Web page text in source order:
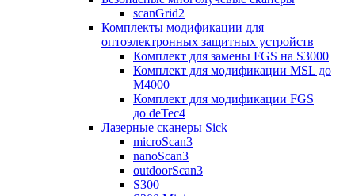
scanGrid2
Комплекты модификации для
оптоэлектронных защитных устройств
Комплект для замены FGS на S3000
Комплект для модификации MSL до
M4000
Комплект для модификации FGS
до deTec4
Лазерные сканеры Sick
microScan3
nanoScan3
outdoorScan3
S300